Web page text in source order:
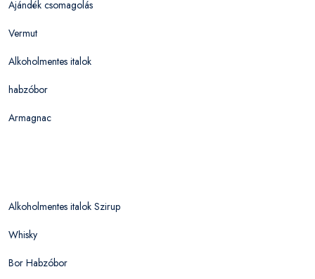
Ajándék csomagolás
Vermut
Alkoholmentes italok
habzóbor
Armagnac
Alkoholmentes italok Szirup
Whisky
Bor Habzóbor